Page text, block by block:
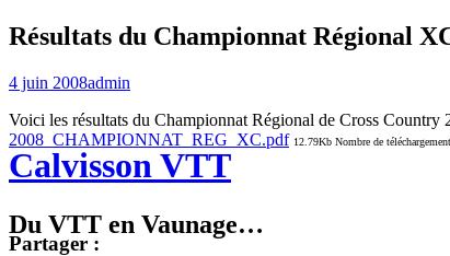
Calvisson VTT
Du VTT en Vaunage…
Résultats du Championnat Régional
4 juin 2008admin
Voici les résultats du Championnat Régional de Cross
2008_CHAMPIONNAT_REG_XC.pdf 12.79Kb Nombre de
Partager :